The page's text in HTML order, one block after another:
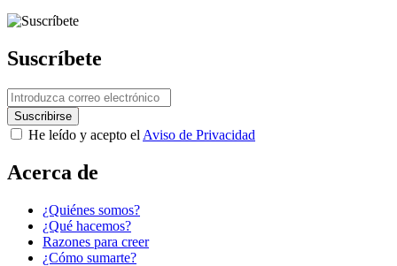
Suscríbete
He leído y acepto el Aviso de Privacidad
Acerca de
¿Quiénes somos?
¿Qué hacemos?
Razones para creer
¿Cómo sumarte?